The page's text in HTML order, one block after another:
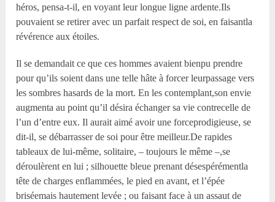
héros, pensa-t-il, en voyant leur longue ligne ardente.Ils
pouvaient se retirer avec un parfait respect de soi, en faisantla
révérence aux étoiles.
Il se demandait ce que ces hommes avaient bienpu prendre
pour qu’ils soient dans une telle hâte à forcer leurpassage vers
les sombres hasards de la mort. En les contemplant,son envie
augmenta au point qu’il désira échanger sa vie contrecelle de
l’un d’entre eux. Il aurait aimé avoir une forceprodigieuse, se
dit-il, se débarrasser de soi pour être meilleur.De rapides
tableaux de lui-même, solitaire, – toujours le même –,se
déroulèrent en lui ; silhouette bleue prenant désespérémentla
tête de charges enflammées, le pied en avant, et l’épée
briséemais hautement levée ; ou faisant face à un assaut de